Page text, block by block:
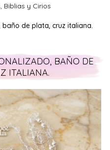
Biblias y Cirios
baño de plata, cruz italiana.
BAÑO DE
ITALIANA.